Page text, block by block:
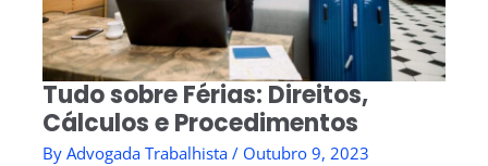
Tudo sobre Férias: Direitos,
Cálculos e Procedimentos
ByAdvogada Trabalhista/ Outubro 9, 2023